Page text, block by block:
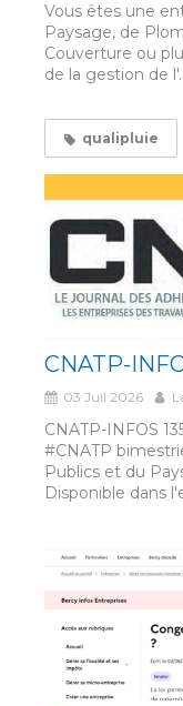
Vous êtes une
Paysage, de
Couverture ou
de la gestion de
qualipluie
CNATP-
03 Juil 2026
CNATP-INFOS
#CNATP
Publics et du
Disponible dans